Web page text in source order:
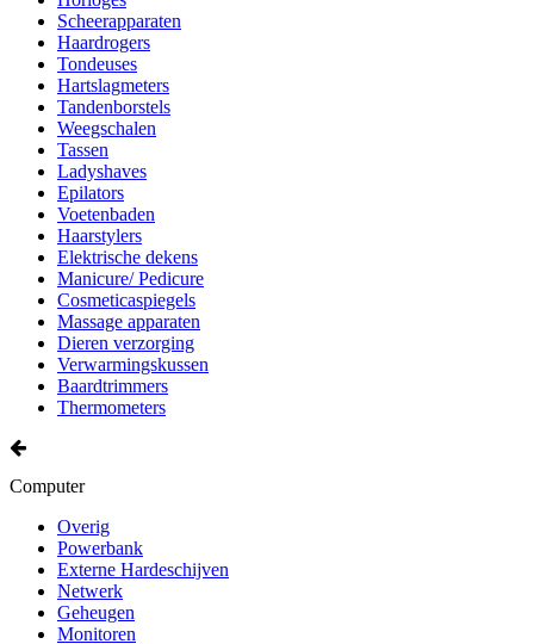
Scheerapparaten
Haardrogers
Tondeuses
Hartslagmeters
Tandenborstels
Weegschalen
Tassen
Ladyshaves
Epilators
Voetenbaden
Haarstylers
Elektrische dekens
Manicure/ Pedicure
Cosmeticaspiegels
Massage apparaten
Dieren verzorging
Verwarmingskussen
Baardtrimmers
Thermometers
Computer
Overig
Powerbank
Externe Hardeschijven
Netwerk
Geheugen
Monitoren